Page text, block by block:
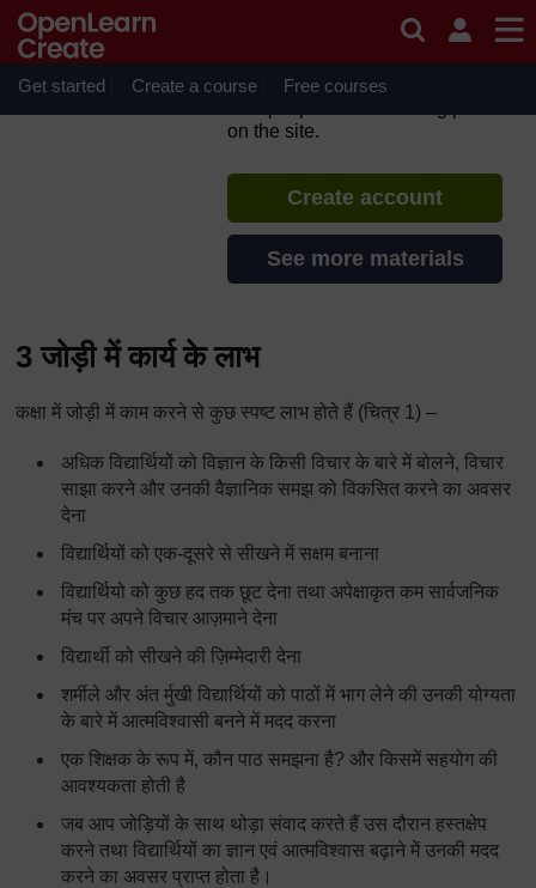
Get started Create a course Free courses
TESS-India: के हिंदी संसाधन (All
If you create an account, you can
on the site.
Create account
See more materials
3 जोड़ी में कार्य के लाभ
कक्षा में जोड़ी में काम करने से कुछ स्पष्ट लाभ होते हैं (चित्र 1) –
अधिक विद्यार्थियों को विज्ञान के किसी विचार के बारे में बोलने, विचार
साझा करने और उनकी वैज्ञानिक समझ को विकसित करने का अवसर
देना
विद्यार्थियों को एक-दूसरे से सीखने में सक्षम बनाना
विद्यार्थियो को कुछ हद तक छूट देना तथा अपेक्षाकृत कम सार्वजनिक
मंच पर अपने विचार आज़माने देना
विद्यार्थी को सीखने की ज़िम्मेदारी देना
शर्मीले और अंत र्मुखी विद्यार्थियों को पाठों में भाग लेने की उनकी योग्यता
के बारे में आत्मविश्वासी बनने में मदद करना
एक शिक्षक के रूप में, कौन पाठ समझना है? और किसमें सहयोग की
आवश्यकता होती है
जब आप जोड़ियों के साथ थोड़ा संवाद करते हैं उस दौरान हस्तक्षेप
करने तथा विद्यार्थियों का ज्ञान एवं आत्मविश्वास बढ़ाने में उनकी मदद
करने का अवसर प्राप्त होता है।